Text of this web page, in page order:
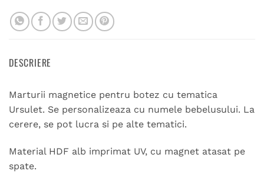
DESCRIERE
Marturii magnetice pentru botez cu tematica
Ursulet. Se personalizeaza cu numele bebelusului. La
cerere, se pot lucra si pe alte tematici.
Material HDF alb imprimat UV, cu magnet atasat pe
spate.